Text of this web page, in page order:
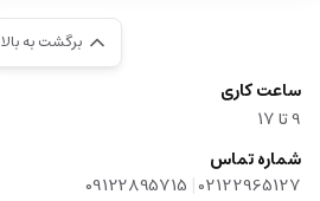
برگشت به بالا
ساعت کاری
9‌ تا ۱۷
شماره تماس
02122965127
|
09122895715